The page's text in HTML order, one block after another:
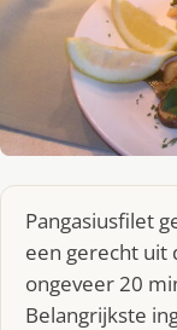
Pangasiusfilet
een gerecht uit
ongeveer 20
Belangrijkste